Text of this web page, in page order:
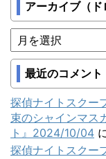
アーカイブ（ド
最近のコメント
探偵ナイトスクー
束のシャインマス
ト』2024/10/04
探偵ナイトスクー